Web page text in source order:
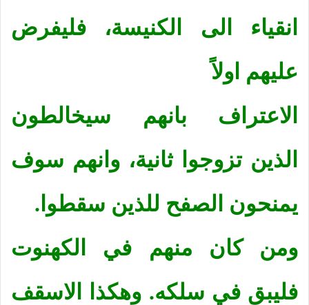
انقياء الى الكنيسة، فليفرض
عليهم اولاً
الاعتراف بانهم سيخالطون
الذين تزوجوا ثانية، وانهم سوف
يمنحون الصفح للذين سقطوا.
ومن كان منهم في الكهنوت
فليبق في سلكه. وهكذا الاسقف